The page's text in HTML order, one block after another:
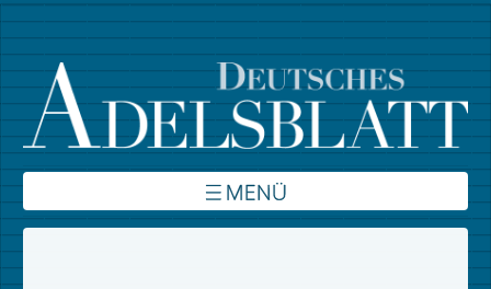
Über uns